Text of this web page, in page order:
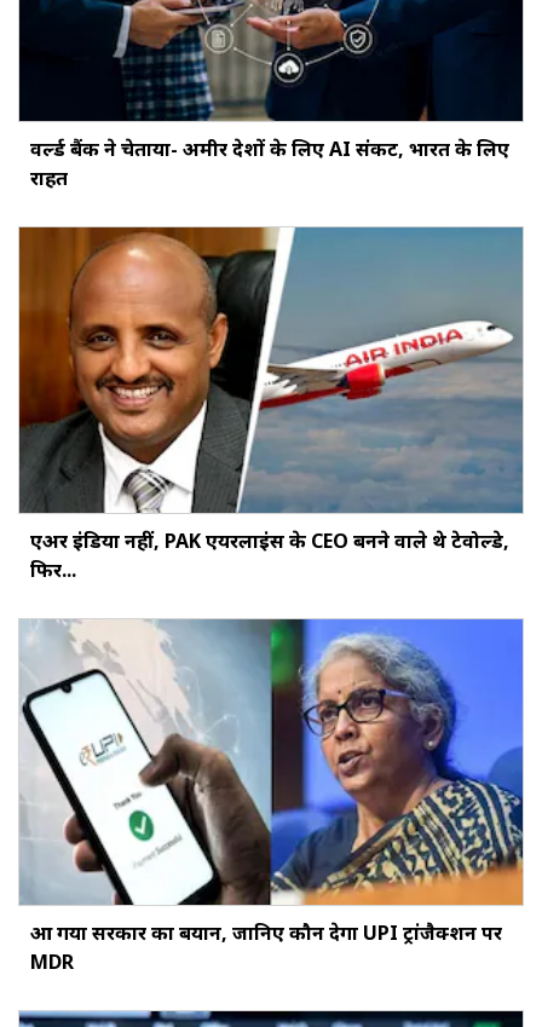
वर्ल्ड बैंक ने चेताया- अमीर देशों के लिए AI संकट, भारत के लिए
राहत
एअर इंडिया नहीं, PAK एयरलाइंस के CEO बनने वाले थे टेवोल्डे,
फिर...
आ गया सरकार का बयान, जानिए कौन देगा UPI ट्रांजैक्शन पर
MDR